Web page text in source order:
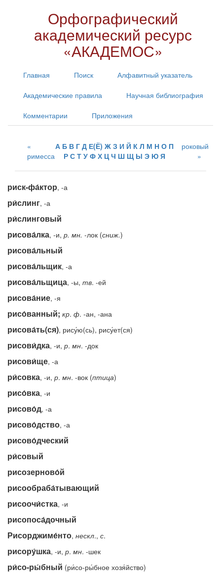
Орфографический
академический ресурс
«АКАДЕМОС»
Главная Поиск Алфавитный указатель
Академические правила Научная библиография
Комментарии Приложения
римесса
А Б В Г Д Е(Ё) Ж З И Й К Л М Н О П
Р С Т У Ф Х Ц Ч Ш Щ Ы Э Ю Я
роковый
риск-фа́ктор, -а
ри́слинг, -а
ри́слинговый
рисова́лка, -и, р. мн. -лок (сниж.)
рисова́льный
рисова́льщик, -а
рисова́льщица, -ы, тв. -ей
рисова́ние, -я
рисо́ванный; кр. ф. -ан, -ана
рисова́ть(ся), рису́ю(сь), рису́ет(ся)
рисови́дка, -и, р. мн. -док
рисови́ще, -а
ри́совка, -и, р. мн. -вок (птица)
рисо́вка, -и
рисово́д, -а
рисово́дство, -а
рисово́дческий
ри́совый
рисозерново́й
рисообраба́тывающий
рисоочи́стка, -и
рисопоса́дочный
Рисорджиме́нто, нескл., с.
рисору́шка, -и, р. мн. -шек
ри́со-ры́бный (ри́со-ры́бное хозя́йство)